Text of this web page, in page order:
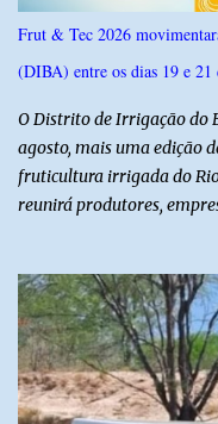
Frut & Tec 2026
(DIBA) entre os dias 19 e 21
O Distrito de Irrigação do
agosto, mais uma edição
fruticultura irrigada do
reunirá produtores,
instituições e tecnologias
técnicas, a feira contará
agosto, o público poderá
seguido de apresentação
reforça a importância do